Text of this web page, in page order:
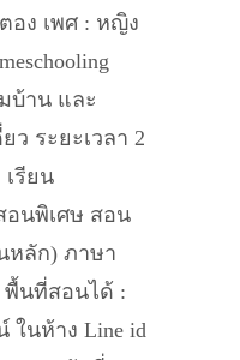
อง เพศ : หญิง
บ้าน และ
ว ระยะเวลา 2
รียน
อนพิเศษ สอน
หลัก) ภาษา
พื้นที่สอนได้ :
ในห้าง Line id